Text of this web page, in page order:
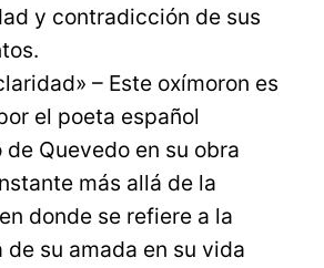
y contradicción de sus
– Este oxímoron es
el poeta español
de Quevedo en su obra
más allá de la
donde se refiere a la
de su amada en su vida